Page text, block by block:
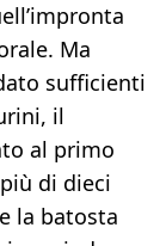
Ma
sufficienti
il
al primo
di dieci
la batosta